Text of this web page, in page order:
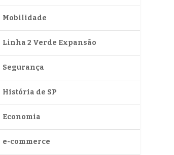
Mobilidade
Linha 2 Verde Expansão
Segurança
História de SP
Economia
e-commerce